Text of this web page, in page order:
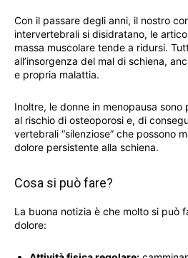
Con il passare degli anni, il nostro
intervertebrali si disidratano, le
massa muscolare tende a ridursi.
all’insorgenza del mal di schiena,
e propria malattia.
Inoltre, le donne in menopausa
al rischio di osteoporosi e, di
vertebrali “silenziose” che possono
dolore persistente alla schiena.
Cosa si può fare?
La buona notizia è che molto si può
dolore: